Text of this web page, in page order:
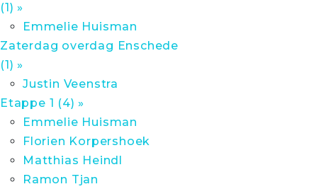
(1) »
Emmelie Huisman
Zaterdag overdag Enschede
(1) »
Justin Veenstra
Etappe 1 (4) »
Emmelie Huisman
Florien Korpershoek
Matthias Heindl
Ramon Tjan